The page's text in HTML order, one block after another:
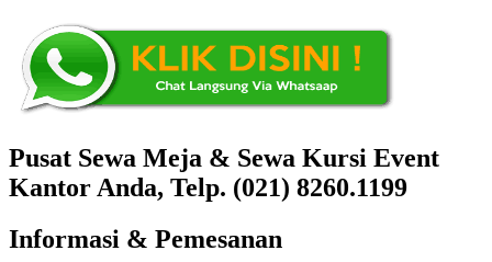
Pusat Sewa Meja & Sewa Kursi Event
Kantor Anda, Telp. (021) 8260.1199
Informasi & Pemesanan